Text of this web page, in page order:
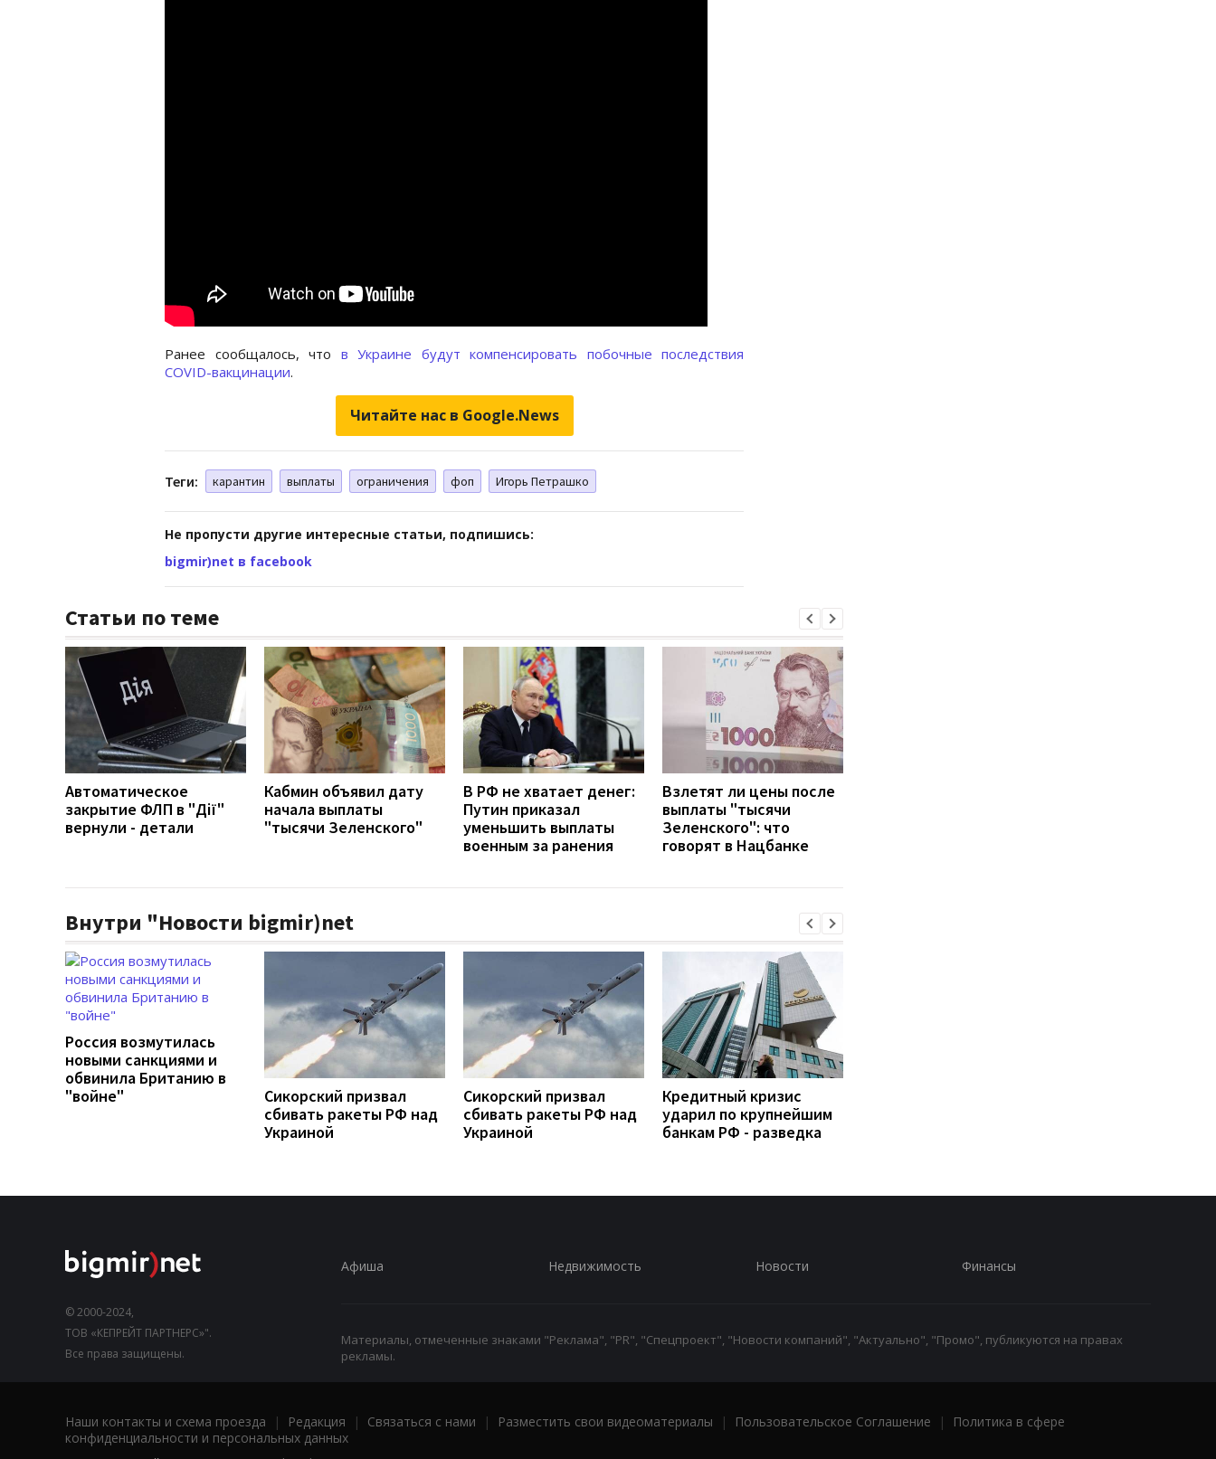
Ранее сообщалось, что в Украине будут компенсировать побочные последствия
COVID-вакцинации.
Читайте нас в Google.News
Теги: карантин выплаты ограничения фоп Игорь Петрашко
Не пропусти другие интересные статьи, подпишись:
bigmir)net в facebook
Статьи по теме
Автоматическое
закрытие ФЛП в "Дії"
вернули - детали
Кабмин объявил дату
начала выплаты
"тысячи Зеленского"
В РФ не хватает денег:
Путин приказал
уменьшить выплаты
военным за ранения
Взлетят ли цены после
выплаты "тысячи
Зеленского": что
говорят в Нацбанке
Внутри "Новости bigmir)net
Россия возмутилась
новыми санкциями и
обвинила Британию в
"войне"
Сикорский призвал
сбивать ракеты РФ над
Украиной
Сикорский призвал
сбивать ракеты РФ над
Украиной
Кредитный кризис
ударил по крупнейшим
банкам РФ - разведка
© 2000-2024,
ТОВ «КЕПРЕЙТ ПАРТНЕРС»".
Все права защищены.
Афиша Недвижимость Новости Финансы
Материалы, отмеченные знаками "Реклама", "PR", "Спецпроект", "Новости компаний", "Актуально", "Промо", публикуются на правах
рекламы.
Наши контакты и схема проезда | Редакция | Связаться с нами | Разместить свои видеоматериалы | Пользовательское Соглашение |
Политика в сфере
конфиденциальности и персональных данных